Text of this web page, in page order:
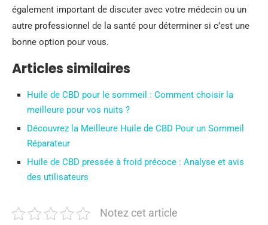
également important de discuter avec votre médecin ou un
autre professionnel de la santé pour déterminer si c’est une
bonne option pour vous.
Articles similaires
Huile de CBD pour le sommeil : Comment choisir la
meilleure pour vos nuits ?
Découvrez la Meilleure Huile de CBD Pour un Sommeil
Réparateur
Huile de CBD pressée à froid précoce : Analyse et avis
des utilisateurs
Notez cet article